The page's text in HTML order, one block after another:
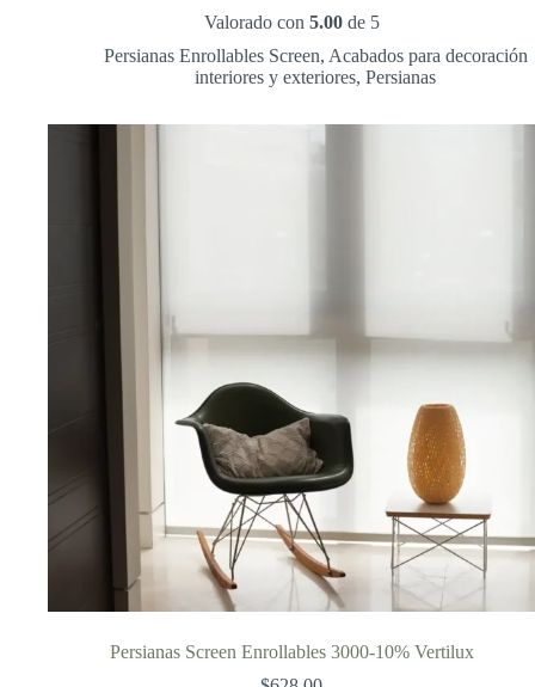
Valorado con 5.00de 5
Persianas Enrollables Screen, Acabados para decoración
interiores y exteriores, Persianas
Persianas Screen Enrollables 3000-10% Vertilux